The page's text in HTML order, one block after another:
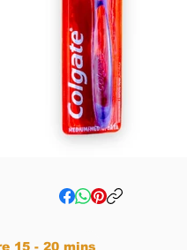
Livraison rapide entre 15 - 20 mins